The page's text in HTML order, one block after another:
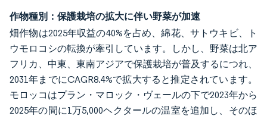
作物種別：保護栽培の拡大に伴い野菜が加速
畑作物は2025年収益の40%を占め、綿花、サトウキビ、ト
ウモロコシの転換が牽引しています。しかし、野菜は北ア
フリカ、中東、東南アジアで保護栽培が普及するにつれ、
2031年までにCAGR8.4%で拡大すると推定されています。
モロッコはプラン・マロック・ヴェールの下で2023年から
2025年の間に1万5,000ヘクタールの温室を追加し、そのほ